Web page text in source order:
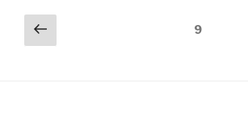
Seitennummerierung
der
Vorherige
Seite
9